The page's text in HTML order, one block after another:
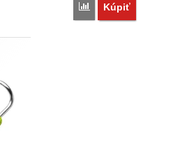
Porovnať
Kúpiť